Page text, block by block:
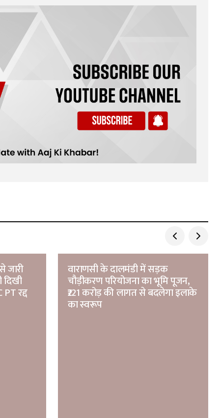
जारी
रद्द
वाराणसी के दालमंडी में सड़क
चौड़ीकरण परियोजना का भूमि पूजन,
₹221 करोड़ की लागत से बदलेगा इलाके
का स्वरूप